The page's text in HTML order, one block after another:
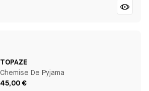
TOPAZE
Chemise De Pyjama
45,00 €